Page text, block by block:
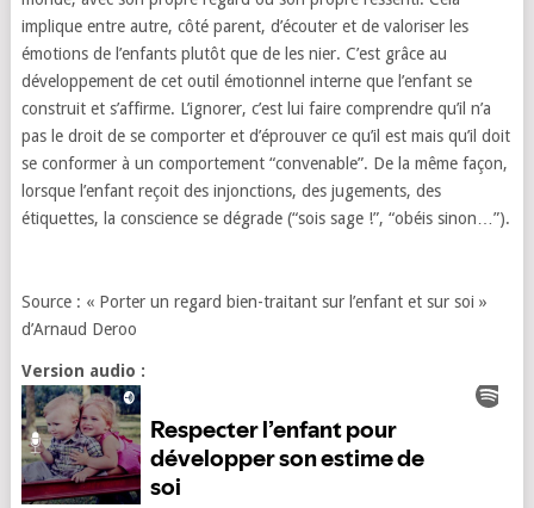
implique entre autre, côté parent, d’écouter et de valoriser les
émotions de l’enfants plutôt que de les nier. C’est grâce au
développement de cet outil émotionnel interne que l’enfant se
construit et s’affirme. L’ignorer, c’est lui faire comprendre qu’il n’a
pas le droit de se comporter et d’éprouver ce qu’il est mais qu’il doit
se conformer à un comportement “convenable”. De la même façon,
lorsque l’enfant reçoit des injonctions, des jugements, des
étiquettes, la conscience se dégrade (“sois sage !”, “obéis sinon…”).
Source : « Porter un regard bien-traitant sur l’enfant et sur soi »
d’Arnaud Deroo
Version audio :